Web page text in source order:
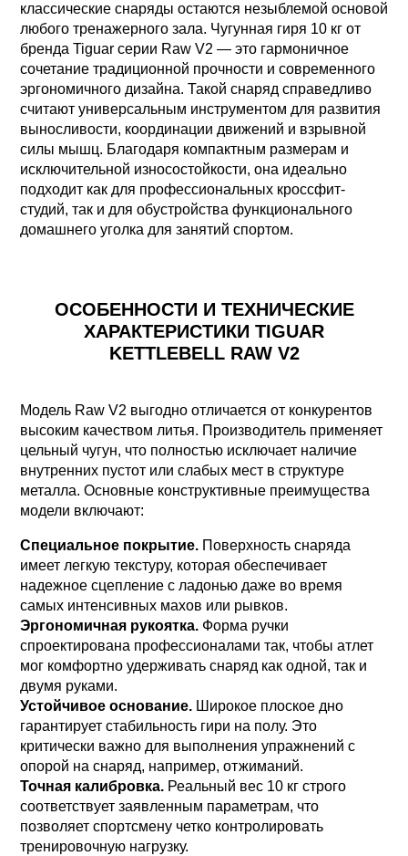
классические снаряды остаются незыблемой основой
любого тренажерного зала. Чугунная гиря 10 кг от
бренда Tiguar серии Raw V2 — это гармоничное
сочетание традиционной прочности и современного
эргономичного дизайна. Такой снаряд справедливо
считают универсальным инструментом для развития
выносливости, координации движений и взрывной
силы мышц. Благодаря компактным размерам и
исключительной износостойкости, она идеально
подходит как для профессиональных кроссфит-
студий, так и для обустройства функционального
домашнего уголка для занятий спортом.
ОСОБЕННОСТИ И ТЕХНИЧЕСКИЕ
ХАРАКТЕРИСТИКИ TIGUAR
KETTLEBELL RAW V2
Модель Raw V2 выгодно отличается от конкурентов
высоким качеством литья. Производитель применяет
цельный чугун, что полностью исключает наличие
внутренних пустот или слабых мест в структуре
металла. Основные конструктивные преимущества
модели включают:
Специальное покрытие.Поверхность снаряда
имеет легкую текстуру, которая обеспечивает
надежное сцепление с ладонью даже во время
самых интенсивных махов или рывков.
Эргономичная рукоятка.Форма ручки
спроектирована профессионалами так, чтобы атлет
мог комфортно удерживать снаряд как одной, так и
двумя руками.
Устойчивое основание.Широкое плоское дно
гарантирует стабильность гири на полу. Это
критически важно для выполнения упражнений с
опорой на снаряд, например, отжиманий.
Точная калибровка.Реальный вес 10 кг строго
соответствует заявленным параметрам, что
позволяет спортсмену четко контролировать
тренировочную нагрузку.